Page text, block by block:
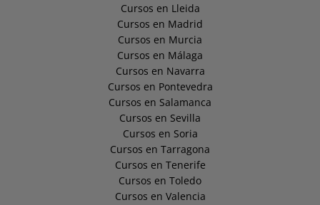
Cursos en Lleida
Cursos en Madrid
Cursos en Murcia
Cursos en Málaga
Cursos en Navarra
Cursos en Pontevedra
Cursos en Salamanca
Cursos en Sevilla
Cursos en Soria
Cursos en Tarragona
Cursos en Tenerife
Cursos en Toledo
Cursos en Valencia